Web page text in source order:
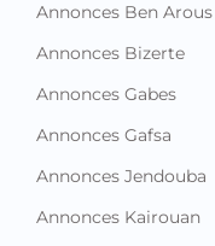
Annonces Ben Arous
Annonces Bizerte
Annonces Gabes
Annonces Gafsa
Annonces Jendouba
Annonces Kairouan